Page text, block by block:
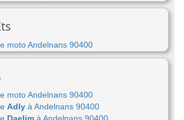
moto Andelnans 90400
moto Andelnans 90400
Adly à Andelnans 90400